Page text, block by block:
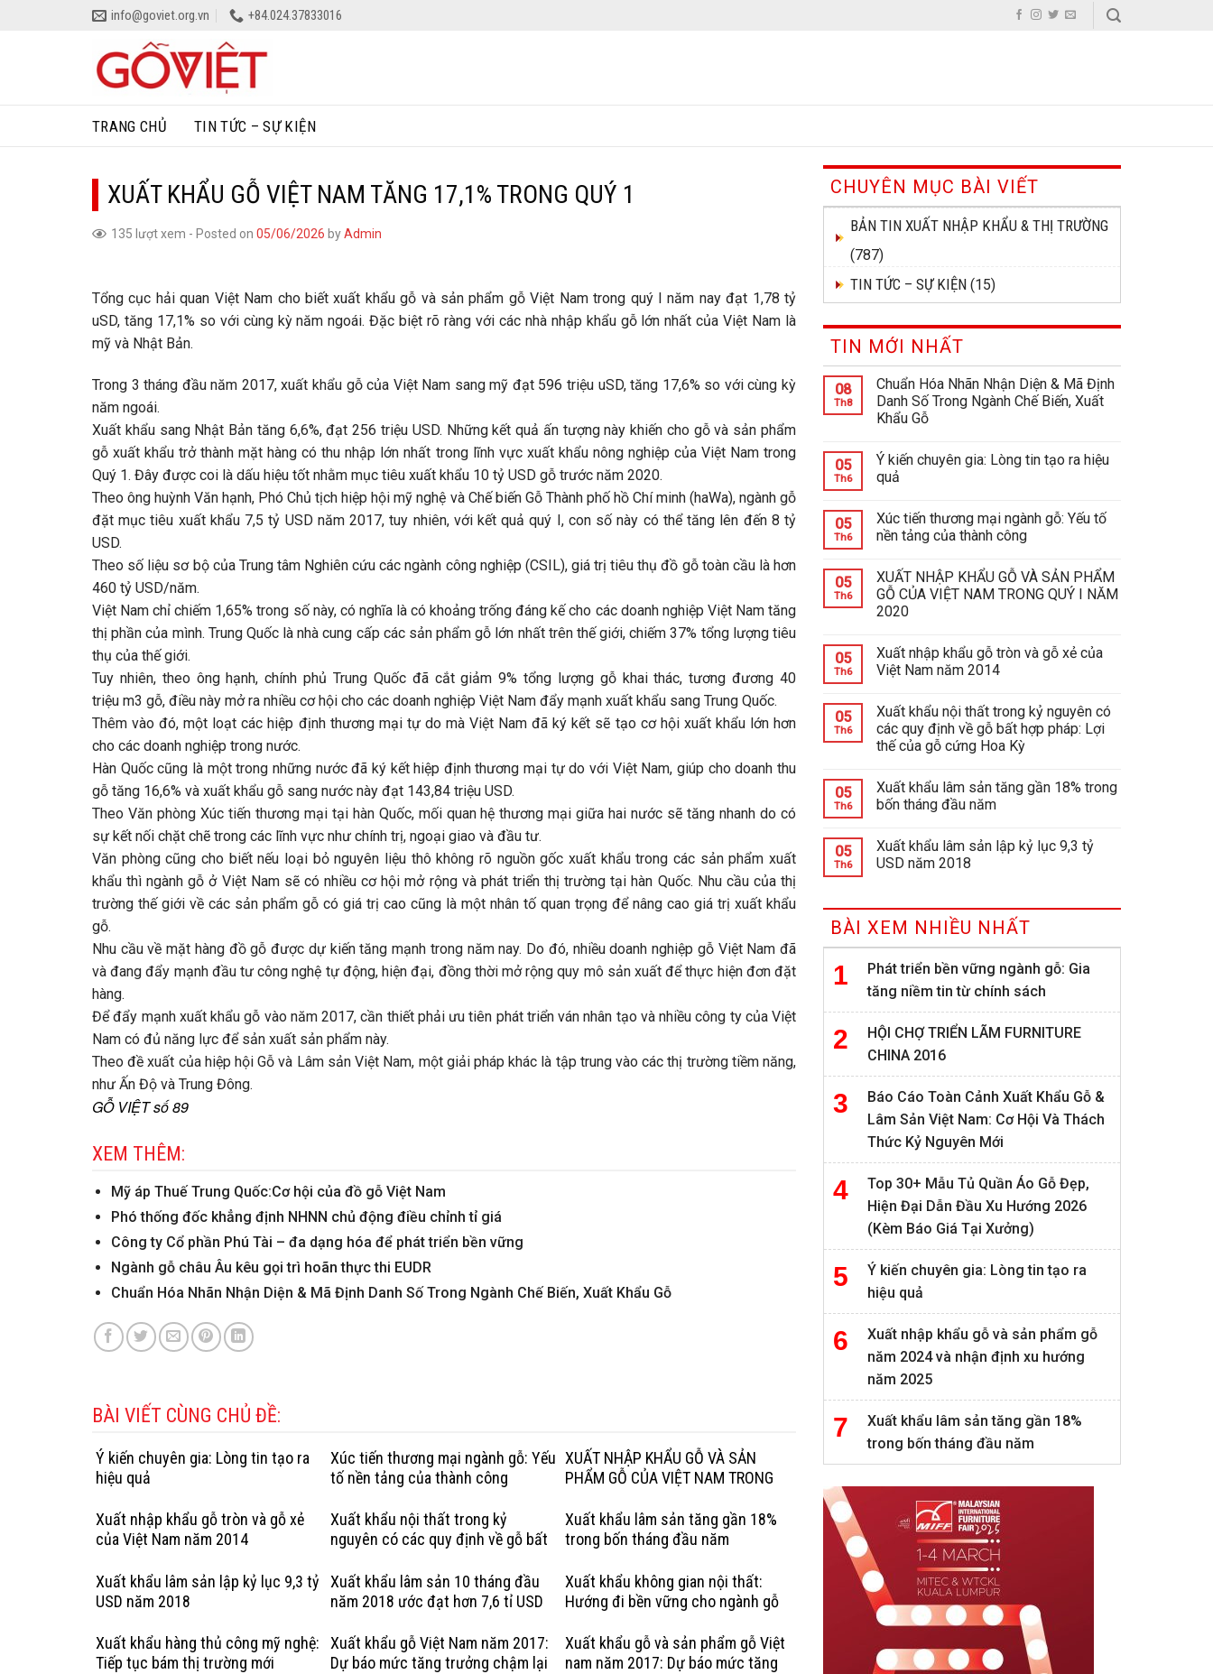
info@goviet.org.vn +84.024.37833016
TRANG CHỦ TIN TỨC – SỰ KIỆN
XUẤT KHẨU GỖ VIỆT NAM TĂNG 17,1% TRONG QUÝ 1
135 lượt xem - Posted on 05/06/2026 byAdmin
Tổng cục hải quan Việt Nam cho biết xuất khẩu gỗ và sản phẩm gỗ Việt Nam trong quý I năm nay đạt 1,78 tỷ
uSD, tăng 17,1% so với cùng kỳ năm ngoái. Đặc biệt rõ ràng với các nhà nhập khẩu gỗ lớn nhất của Việt Nam là
mỹ và Nhật Bản.
Trong 3 tháng đầu năm 2017, xuất khẩu gỗ của Việt Nam sang mỹ đạt 596 triệu uSD, tăng 17,6% so với cùng kỳ
năm ngoái.
Xuất khẩu sang Nhật Bản tăng 6,6%, đạt 256 triệu USD. Những kết quả ấn tượng này khiến cho gỗ và sản phẩm
gỗ xuất khẩu trở thành mặt hàng có thu nhập lớn nhất trong lĩnh vực xuất khẩu nông nghiệp của Việt Nam trong
Quý 1. Đây được coi là dấu hiệu tốt nhằm mục tiêu xuất khẩu 10 tỷ USD gỗ trước năm 2020.
Theo ông huỳnh Văn hạnh, Phó Chủ tịch hiệp hội mỹ nghệ và Chế biến Gỗ Thành phố hồ Chí minh (haWa), ngành gỗ
đặt mục tiêu xuất khẩu 7,5 tỷ USD năm 2017, tuy nhiên, với kết quả quý I, con số này có thể tăng lên đến 8 tỷ
USD.
Theo số liệu sơ bộ của Trung tâm Nghiên cứu các ngành công nghiệp (CSIL), giá trị tiêu thụ đồ gỗ toàn cầu là hơn
460 tỷ USD/năm.
Việt Nam chỉ chiếm 1,65% trong số này, có nghĩa là có khoảng trống đáng kế cho các doanh nghiệp Việt Nam tăng
thị phần của mình. Trung Quốc là nhà cung cấp các sản phẩm gỗ lớn nhất trên thế giới, chiếm 37% tổng lượng tiêu
thụ của thế giới.
Tuy nhiên, theo ông hạnh, chính phủ Trung Quốc đã cắt giảm 9% tổng lượng gỗ khai thác, tương đương 40
triệu m3 gỗ, điều này mở ra nhiều cơ hội cho các doanh nghiệp Việt Nam đẩy mạnh xuất khẩu sang Trung Quốc.
Thêm vào đó, một loạt các hiệp định thương mại tự do mà Việt Nam đã ký kết sẽ tạo cơ hội xuất khẩu lớn hơn
cho các doanh nghiệp trong nước.
Hàn Quốc cũng là một trong những nước đã ký kết hiệp định thương mại tự do với Việt Nam, giúp cho doanh thu
gỗ tăng 16,6% và xuất khẩu gỗ sang nước này đạt 143,84 triệu USD.
Theo Văn phòng Xúc tiến thương mại tại hàn Quốc, mối quan hệ thương mại giữa hai nước sẽ tăng nhanh do có
sự kết nối chặt chẽ trong các lĩnh vực như chính trị, ngoại giao và đầu tư.
Văn phòng cũng cho biết nếu loại bỏ nguyên liệu thô không rõ nguồn gốc xuất khẩu trong các sản phẩm xuất
khẩu thì ngành gỗ ở Việt Nam sẽ có nhiều cơ hội mở rộng và phát triển thị trường tại hàn Quốc. Nhu cầu của thị
trường thế giới về các sản phẩm gỗ có giá trị cao cũng là một nhân tố quan trọng để nâng cao giá trị xuất khẩu
gỗ.
Nhu cầu về mặt hàng đồ gỗ được dự kiến tăng mạnh trong năm nay. Do đó, nhiều doanh nghiệp gỗ Việt Nam đã
và đang đẩy mạnh đầu tư công nghệ tự động, hiện đại, đồng thời mở rộng quy mô sản xuất để thực hiện đơn đặt
hàng.
Để đẩy mạnh xuất khẩu gỗ vào năm 2017, cần thiết phải ưu tiên phát triển ván nhân tạo và nhiều công ty của Việt
Nam có đủ năng lực để sản xuất sản phẩm này.
Theo đề xuất của hiệp hội Gỗ và Lâm sản Việt Nam, một giải pháp khác là tập trung vào các thị trường tiềm năng,
như Ấn Độ và Trung Đông.
GỖ VIỆT số 89
XEM THÊM:
Mỹ áp Thuế Trung Quốc:Cơ hội của đồ gỗ Việt Nam
Phó thống đốc khẳng định NHNN chủ động điều chỉnh tỉ giá
Công ty Cổ phần Phú Tài – đa dạng hóa để phát triển bền vững
Ngành gỗ châu Âu kêu gọi trì hoãn thực thi EUDR
Chuẩn Hóa Nhãn Nhận Diện & Mã Định Danh Số Trong Ngành Chế Biến, Xuất Khẩu Gỗ
BÀI VIẾT CÙNG CHỦ ĐỀ:
Ý kiến chuyên gia: Lòng tin tạo ra
hiệu quả
Xúc tiến thương mại ngành gỗ: Yếu
tố nền tảng của thành công
XUẤT NHẬP KHẨU GỖ VÀ SẢN
PHẨM GỖ CỦA VIỆT NAM TRONG
Xuất nhập khẩu gỗ tròn và gỗ xẻ
của Việt Nam năm 2014
Xuất khẩu nội thất trong kỷ
nguyên có các quy định về gỗ bất
Kỳ
Xuất khẩu lâm sản tăng gần 18%
trong bốn tháng đầu năm
Xuất khẩu lâm sản lập kỷ lục 9,3 tỷ
USD năm 2018
Xuất khẩu lâm sản 10 tháng đầu
năm 2018 ước đạt hơn 7,6 tỉ USD
Xuất khẩu không gian nội thất:
Hướng đi bền vững cho ngành gỗ
Xuất khẩu hàng thủ công mỹ nghệ:
Tiếp tục bám thị trường mới
Xuất khẩu gỗ Việt Nam năm 2017:
Dự báo mức tăng trưởng chậm lại
Xuất khẩu gỗ và sản phẩm gỗ Việt
nam năm 2017: Dự báo mức tăng
CHUYÊN MỤC BÀI VIẾT
BẢN TIN XUẤT NHẬP KHẨU & THỊ TRƯỜNG
(787)
TIN TỨC – SỰ KIỆN (15)
TIN MỚI NHẤT
08
Th8
Chuẩn Hóa Nhãn Nhận Diện & Mã Định
Danh Số Trong Ngành Chế Biến, Xuất
Khẩu Gỗ
05
Th6
Ý kiến chuyên gia: Lòng tin tạo ra hiệu
quả
05
Th6
Xúc tiến thương mại ngành gỗ: Yếu tố
nền tảng của thành công
05
Th6
XUẤT NHẬP KHẨU GỖ VÀ SẢN PHẨM
GỖ CỦA VIỆT NAM TRONG QUÝ I NĂM
2020
05
Th6
Xuất nhập khẩu gỗ tròn và gỗ xẻ của
Việt Nam năm 2014
05
Th6
Xuất khẩu nội thất trong kỷ nguyên có
các quy định về gỗ bất hợp pháp: Lợi
thế của gỗ cứng Hoa Kỳ
05
Th6
Xuất khẩu lâm sản tăng gần 18% trong
bốn tháng đầu năm
05
Th6
Xuất khẩu lâm sản lập kỷ lục 9,3 tỷ
USD năm 2018
BÀI XEM NHIỀU NHẤT
Phát triển bền vững ngành gỗ: Gia
tăng niềm tin từ chính sách
HỘI CHỢ TRIỂN LÃM FURNITURE
CHINA 2016
Báo Cáo Toàn Cảnh Xuất Khẩu Gỗ &
Lâm Sản Việt Nam: Cơ Hội Và Thách
Thức Kỷ Nguyên Mới
Top 30+ Mẫu Tủ Quần Áo Gỗ Đẹp,
Hiện Đại Dẫn Đầu Xu Hướng 2026
(Kèm Báo Giá Tại Xưởng)
Ý kiến chuyên gia: Lòng tin tạo ra
hiệu quả
Xuất nhập khẩu gỗ và sản phẩm gỗ
năm 2024 và nhận định xu hướng
năm 2025
Xuất khẩu lâm sản tăng gần 18%
trong bốn tháng đầu năm